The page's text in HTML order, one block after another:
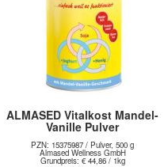
ALMASED Vitalkost Mandel-
Vanille Pulver
PZN: 15375987 / Pulver, 500 g
Almased Wellness GmbH
Grundpreis: € 44,86 / 1kg